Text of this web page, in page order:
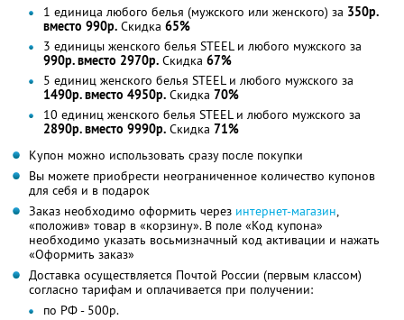
1 единица любого белья (мужского или женского) за 350р.
вместо 990р. Скидка 65%
3 единицы женского белья STEEL и любого мужского за
990р. вместо 2970р. Скидка 67%
5 единиц женского белья STEEL и любого мужского за
1490р. вместо 4950р. Скидка 70%
10 единиц женского белья STEEL и любого мужского за
2890р. вместо 9990р. Скидка 71%
Купон можно использовать сразу после покупки
Вы можете приобрести неограниченное количество купонов
для себя и в подарок
Заказ необходимо оформить через интернет-магазин,
«положив» товар в «корзину». В поле «Код купона»
необходимо указать восьмизначный код активации и нажать
«Оформить заказ»
Доставка осуществляется Почтой России (первым классом)
согласно тарифам и оплачивается при получении:
по РФ - 500р.